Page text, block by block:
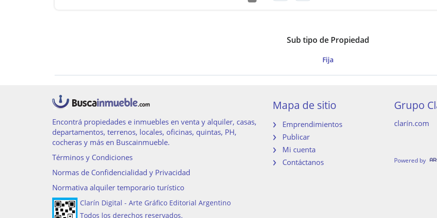
Sub tipo de Propiedad
Fija
Encontrá propiedades e inmuebles en venta y alquiler, casas,
departamentos, terrenos, locales, oficinas, quintas, PH,
cocheras y más en Buscainmueble.
Términos y Condiciones
Normas de Confidencialidad y Privacidad
Normativa alquiler temporario turístico
Clarín Digital - Arte Gráfico Editorial Argentino
Todos los derechos reservados.
Mapa de sitio
Emprendimientos
Publicar
Mi cuenta
Contáctanos
Grupo
clarín.com
Powered by